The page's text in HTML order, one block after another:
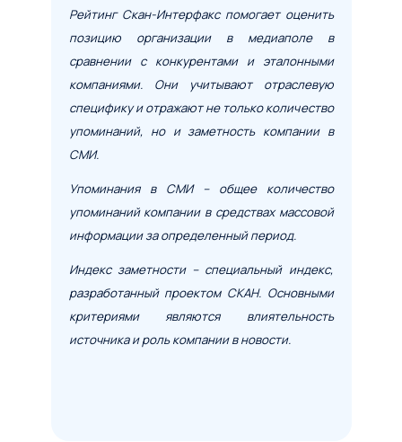
Рейтинг Скан-Интерфакс помогает оценить
позицию организации в медиаполе в
сравнении с конкурентами и эталонными
компаниями. Они учитывают отраслевую
специфику и отражают не только количество
упоминаний, но и заметность компании в
СМИ.
Упоминания в СМИ – общее количество
упоминаний компании в средствах массовой
информации за определенный период.
Индекс заметности – специальный индекс,
разработанный проектом СКАН. Основными
критериями являются влиятельность
источника и роль компании в новости.
сделки
лизинга*
Тип имущества